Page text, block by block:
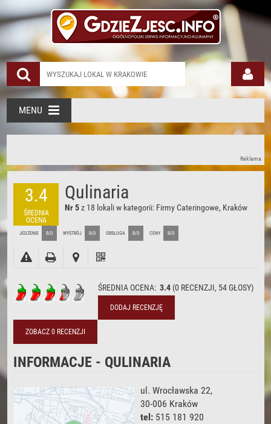
Qulinaria Kraków Krowodrza
MENU
Reklama
3.4
ŚREDNIA
OCENA
Qulinaria
Nr 5z 18 lokali w kategorii: Firmy Cateringowe, Kraków
JEDZENIE B/D WYSTRÓJ B/D OBSŁUGA B/D CENY B/D
ŚREDNIA OCENA:3.4 (0 RECENZJI, 54GŁOSY)
DODAJ RECENZJĘ
ZOBACZ 0 RECENZJI
INFORMACJE - QULINARIA
ul. Wrocławska 22,
30-006 Kraków
tel: 515 181 920